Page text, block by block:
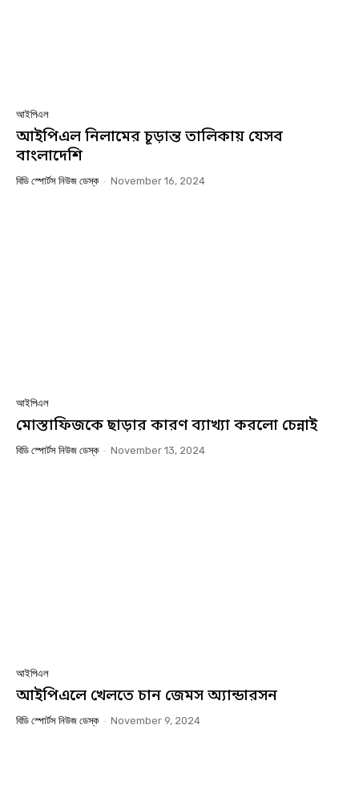
আইপিএল
আইপিএল নিলামের চূড়ান্ত তালিকায় যেসব
বাংলাদেশি
বিডি স্পোর্টস নিউজ ডেস্ক - November 16, 2024
আইপিএল
মোস্তাফিজকে ছাড়ার কারণ ব্যাখ্যা করলো চেন্নাই
বিডি স্পোর্টস নিউজ ডেস্ক - November 13, 2024
আইপিএল
আইপিএলে খেলতে চান জেমস অ্যান্ডারসন
বিডি স্পোর্টস নিউজ ডেস্ক - November 9, 2024